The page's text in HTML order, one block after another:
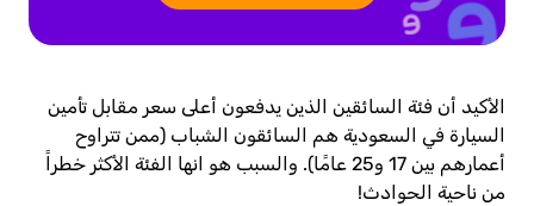
الأكيد أن فئة السائقين الذين يدفعون أعلى سعر مقابل تأمين
السيارة في السعودية هم السائقون الشباب (ممن تتراوح
أعمارهم بين 17 و25 عامًا). والسبب هو انها الفئة الأكثر خطراً
من ناحية الحوادث!